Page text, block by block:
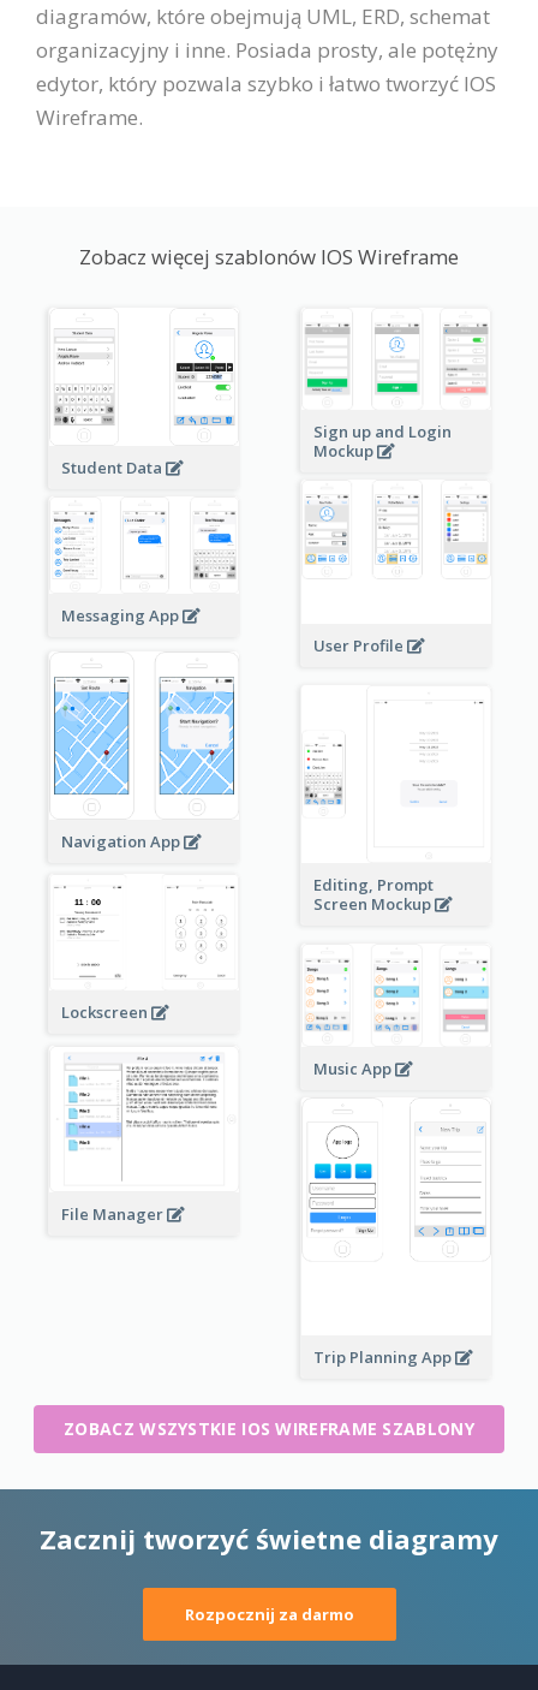
diagramów, które obejmują UML, ERD, schemat
organizacyjny i inne. Posiada prosty, ale potężny
edytor, który pozwala szybko i łatwo tworzyć IOS
Wireframe.
Zobacz więcej szablonów IOS Wireframe
Student Data
Sign up and Login
Mockup
User Profile
Messaging App
Navigation App
Editing, Prompt
Screen Mockup
Lockscreen
Music App
File Manager
Trip Planning App
ZOBACZ WSZYSTKIE IOS WIREFRAME SZABLONY
Zacznij tworzyć świetne diagramy
Rozpocznij za darmo